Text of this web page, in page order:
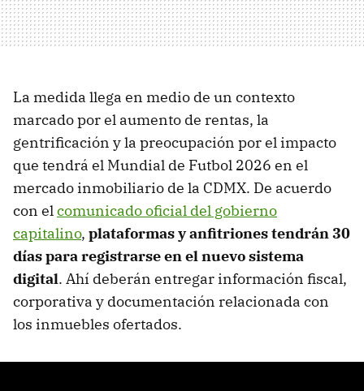
La medida llega en medio de un contexto
marcado por el aumento de rentas, la
gentrificación y la preocupación por el impacto
que tendrá el Mundial de Futbol 2026 en el
mercado inmobiliario de la CDMX. De acuerdo
con elcomunicado oficial del gobierno
capitalino, plataformas y anfitriones tendrán 30
días para registrarse en el nuevo sistema
digital. Ahí deberán entregar información fiscal,
corporativa y documentación relacionada con
los inmuebles ofertados.